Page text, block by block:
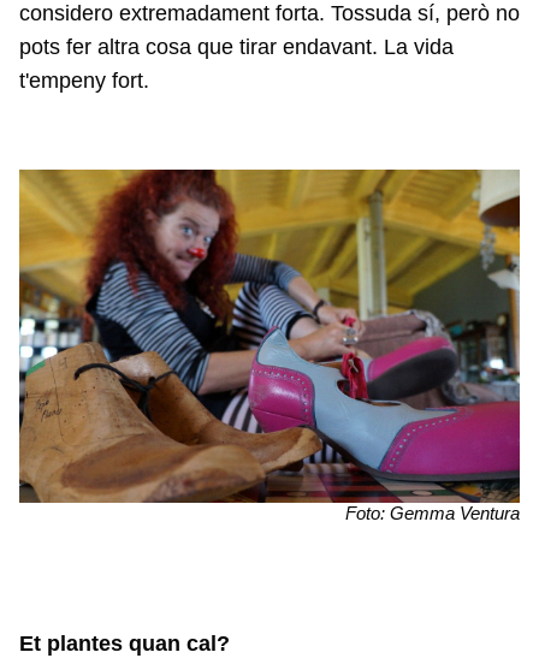
considero extremadament forta. Tossuda sí, però no
pots fer altra cosa que tirar endavant. La vida
t'empeny fort.
Foto: Gemma Ventura
Et plantes quan cal?